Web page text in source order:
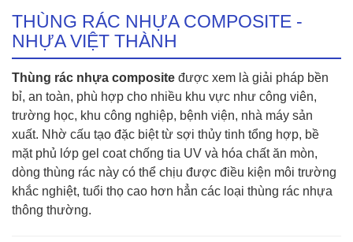
THÙNG RÁC NHỰA COMPOSITE -
NHỰA VIỆT THÀNH
Thùng rác nhựa composite được xem là giải pháp bền
bỉ, an toàn, phù hợp cho nhiều khu vực như công viên,
trường học, khu công nghiệp, bệnh viện, nhà máy sản
xuất. Nhờ cấu tạo đặc biệt từ sợi thủy tinh tổng hợp, bề
mặt phủ lớp gel coat chống tia UV và hóa chất ăn mòn,
dòng thùng rác này có thể chịu được điều kiện môi trường
khắc nghiệt, tuổi thọ cao hơn hẳn các loại thùng rác nhựa
thông thường.